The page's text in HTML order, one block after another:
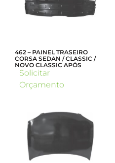
462 – PAINEL TRASEIRO
CORSA SEDAN / CLASSIC /
NOVO CLASSIC APÓS
Solicitar
Orçamento